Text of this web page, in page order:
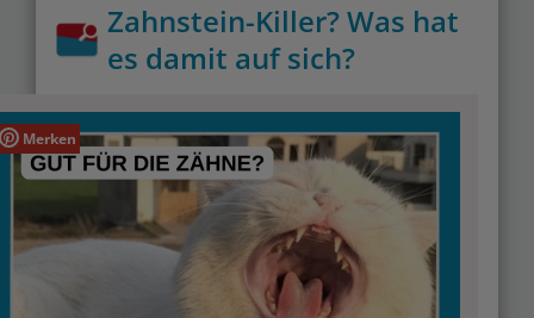
Zahnstein-Killer? Was hat
es damit auf sich?
Merken